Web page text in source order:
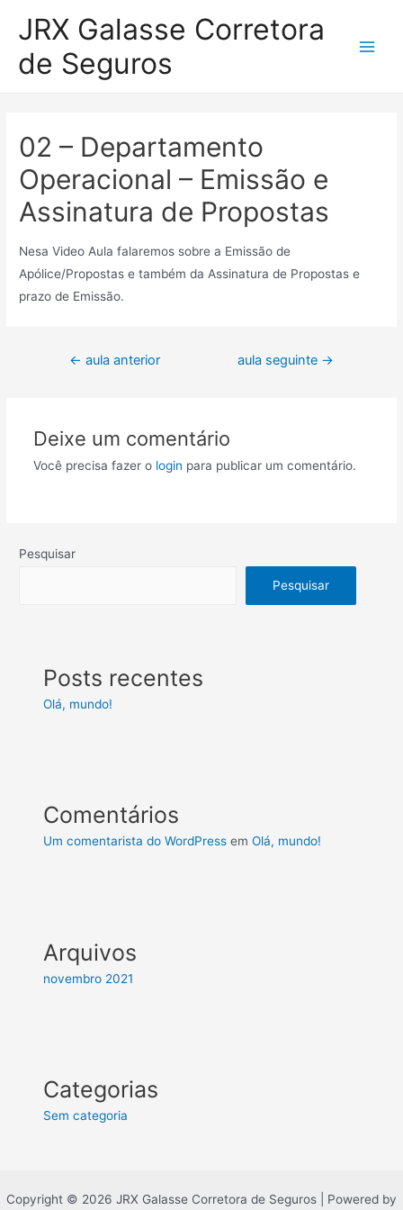
para
conteúdo
JRX Galasse Corretora
de Seguros
02 – Departamento
Operacional – Emissão e
Assinatura de Propostas
Nesa Video Aula falaremos sobre a Emissão de
Apólice/Propostas e também da Assinatura de Propostas e
prazo de Emissão.
Navegação
← aula anterior aula seguinte →
Deixe um comentário
Você precisa fazer o login para publicar um comentário.
Pesquisar
Pesquisar
Posts recentes
Olá, mundo!
Comentários
Um comentarista do WordPress emOlá, mundo!
Arquivos
novembro 2021
Categorias
Sem categoria
Copyright © 2026 JRX Galasse Corretora de Seguros | Powered by